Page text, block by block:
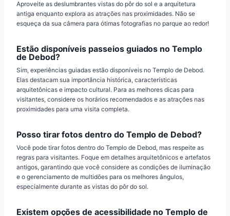
Aproveite as deslumbrantes vistas do pôr do sol e a arquitetura
antiga enquanto explora as atrações nas proximidades. Não se
esqueça da sua câmera para ótimas fotografias no parque ao redor!
Estão disponíveis passeios guiados no Templo
de Debod?
Sim, experiências guiadas estão disponíveis no Templo de Debod.
Elas destacam sua importância histórica, características
arquitetônicas e impacto cultural. Para as melhores dicas para
visitantes, considere os horários recomendados e as atrações nas
proximidades para uma visita completa.
Posso tirar fotos dentro do Templo de Debod?
Você pode tirar fotos dentro do Templo de Debod, mas respeite as
regras para visitantes. Foque em detalhes arquitetônicos e artefatos
antigos, garantindo que você considere as condições de iluminação
e o gerenciamento de multidões para os melhores ângulos,
especialmente durante as vistas do pôr do sol.
Existem opções de acessibilidade no Templo de